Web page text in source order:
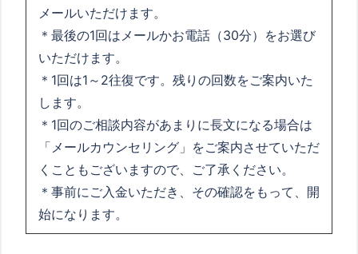
メールいただけます。
＊最後の1回はメールかお電話（30分）をお選び
いただけます。
＊1回は1～2往復です。残りの回数をご案内いた
します。
＊1回のご相談内容があまりに長文になる場合は
「メールカウンセリング」をご案内させていただ
くこともございますので、ご了承ください。
＊事前にご入金いただき、その確認をもって、開
始になります。